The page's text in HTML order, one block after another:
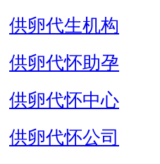
供卵代生机构
供卵代怀助孕
供卵代怀中心
供卵代怀公司